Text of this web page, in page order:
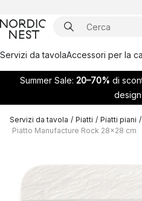
Servizi da tavolaAccessori per la
Summer Sale: 20–70% di
Servizi da tavola / Piatti / Piatti piani /
Piatto Manufacture Rock 28x28 cm